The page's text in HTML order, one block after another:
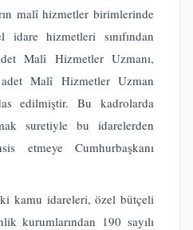
malî hizmetler birimlerinde
idare hizmetleri sınıfından
Malî Hizmetler Uzmanı,
Malî Hizmetler Uzman
edilmiştir. Bu kadrolarda
suretiyle bu idarelerden
etmeye Cumhurbaşkanı
kamu idareleri, özel bütçeli
kurumlarından 190 sayılı